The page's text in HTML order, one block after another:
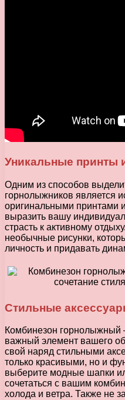
Уникальные принты
Одним из способов
горнолыжников является
оригинальными принтами
выразить вашу
страсть к активному
необычные рисунки,
личность и придавать
Стильные
Комбинезон горнолыжный
важный элемент вашего
свой наряд стильными
только красивыми, но и
выберите модные шапки
сочетаться с вашим
холода и ветра. Также не